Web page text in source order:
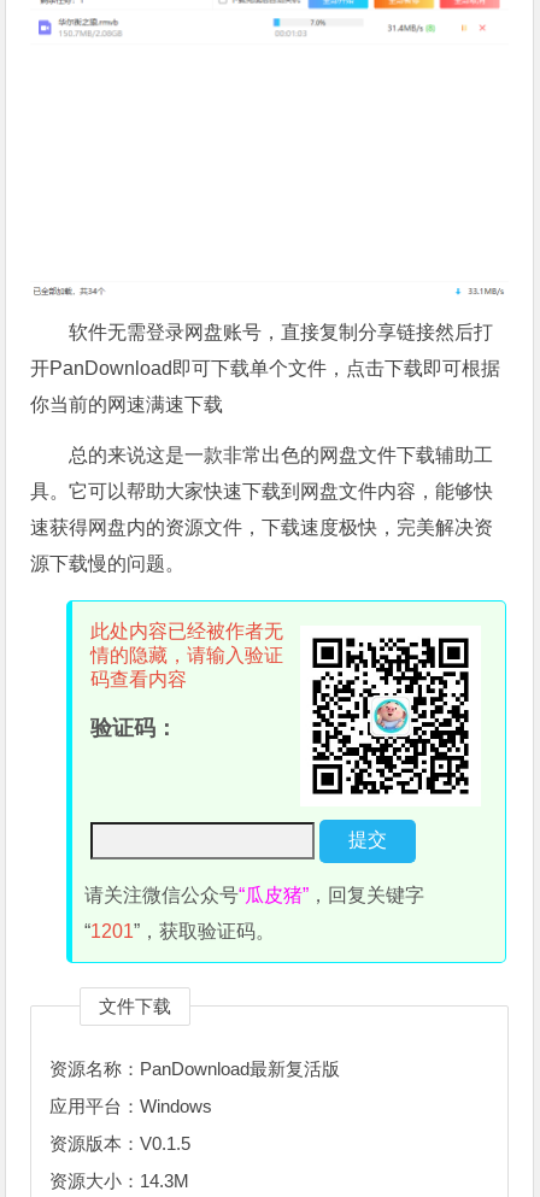
软件无需登录网盘账号，直接复制分享链接然后打
开PanDownload即可下载单个文件，点击下载即可根据
你当前的网速满速下载
总的来说这是一款非常出色的网盘文件下载辅助工
具。它可以帮助大家快速下载到网盘文件内容，能够快
速获得网盘内的资源文件，下载速度极快，完美解决资
源下载慢的问题。
此处内容已经被作者无
情的隐藏，请输入验证
码查看内容
验证码：
请关注微信公众号“瓜皮猪” ，回复关键字
“1201”，获取验证码。
文件下载
资源名称：PanDownload最新复活版
应用平台：Windows
资源版本：V0.1.5
资源大小：14.3M